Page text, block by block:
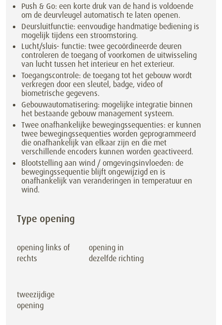
Push & Go: een korte druk van de hand is voldoende
om de deurvleugel automatisch te laten openen.
Deursluitfunctie: eenvoudige handmatige bediening is
mogelijk tijdens een stroomstoring.
Lucht/sluis- functie: twee gecoördineerde deuren
controleren de toegang of voorkomen de uitwisseling
van lucht tussen het interieur en het exterieur.
Toegangscontrole: de toegang tot het gebouw wordt
verkregen door een sleutel, badge, video of
biometrische gegevens.
Gebouwautomatisering: mogelijke integratie binnen
het bestaande gebouw management systeem.
Twee onafhankelijke bewegingssequenties: er kunnen
twee bewegingssequenties worden geprogrammeerd
die onafhankelijk van elkaar zijn en die met
verschillende encoders kunnen worden geactiveerd.
Blootstelling aan wind / omgevingsinvloeden: de
bewegingssequentie blijft ongewijzigd en is
onafhankelijk van veranderingen in temperatuur en
wind.
Type opening
opening links of
rechts
opening in
dezelfde richting
tweezijdige
opening